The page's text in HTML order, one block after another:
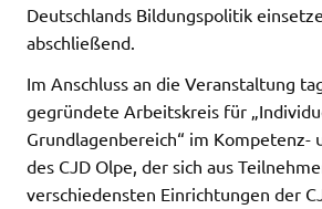
Deutschlands Bildungspolitik
abschließend.
Im Anschluss an die Veranstaltung
gegründete Arbeitskreis für
Grundlagenbereich“ im Kompetenz-
des CJD Olpe, der sich aus
verschiedensten Einrichtungen der